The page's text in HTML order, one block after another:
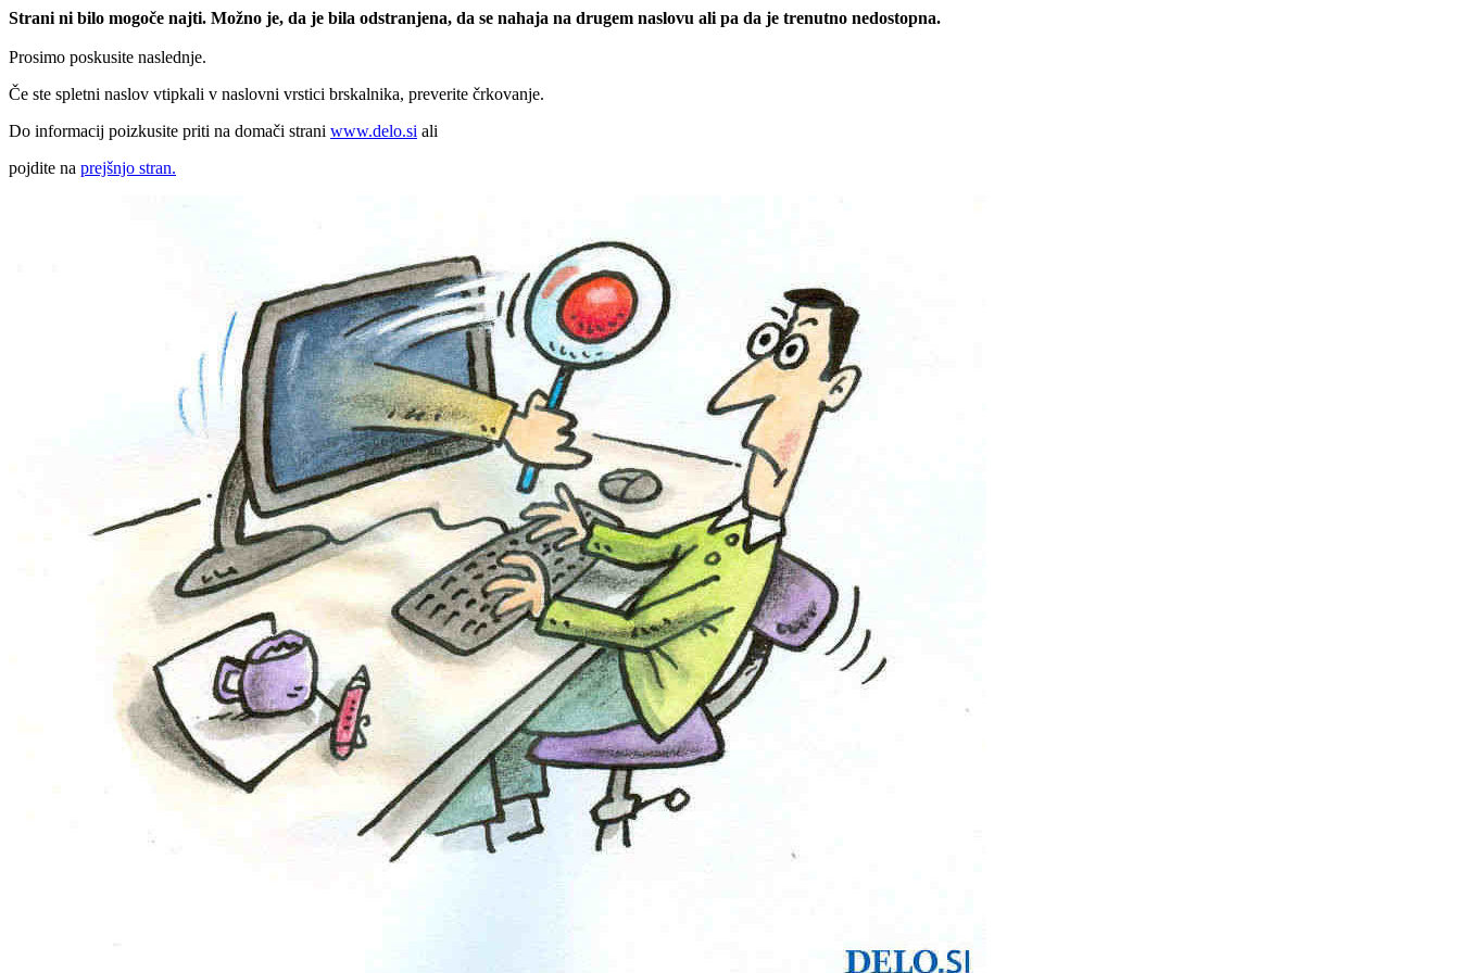
Strani ni bilo mogoče najti. Možno je, da je bila odstranjena, da se nahaja na drugem naslovu ali pa da je trenutno nedostopna.
Prosimo poskusite naslednje.
Če ste spletni naslov vtipkali v naslovni vrstici brskalnika, preverite črkovanje.
Do informacij poizkusite priti na domači strani www.delo.si ali
pojdite na prejšnjo stran.